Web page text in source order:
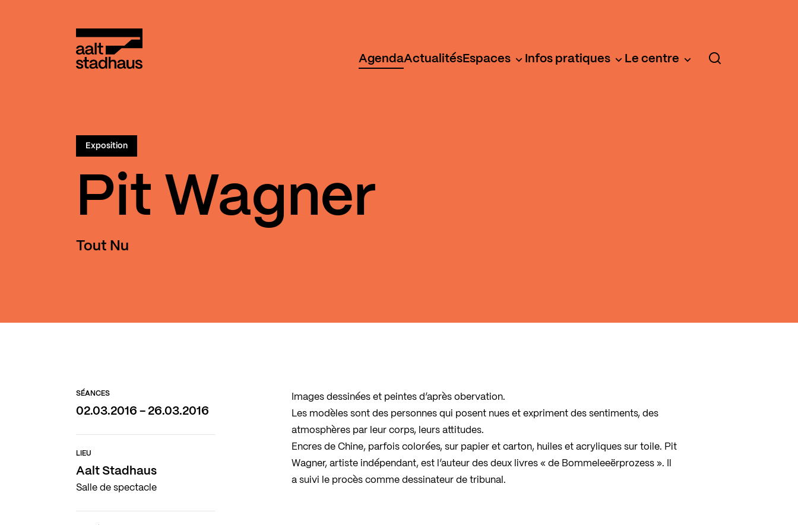
AgendaActualitésEspaces Infos pratiques Le centre
Exposition
Pit Wagner
Tout Nu
SÉANCES
02.03.2016 - 26.03.2016
LIEU
Aalt Stadhaus
Salle de spectacle
Images dessinées et peintes d’après obervation.
Les modèles sont des personnes qui posent nues et expriment des sentiments, des
atmosphères par leur corps, leurs attitudes.
Encres de Chine, parfois colorées, sur papier et carton, huiles et acryliques sur toile. Pit
Wagner, artiste indépendant, est l’auteur des deux livres « de Bommeleeërprozess ». Il
a suivi le procès comme dessinateur de tribunal.